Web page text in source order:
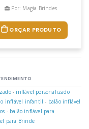
Por: Magia Brindes
ORÇAR PRODUTO
- inflável personalizado
inflável infantil - balão inflável
- balão inflável para
para Brinde